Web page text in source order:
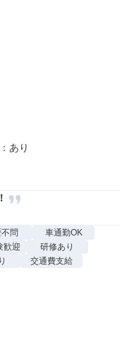
あり
問
車通勤OK
歓迎
研修あり
交通費支給